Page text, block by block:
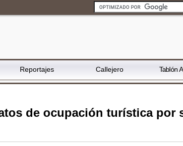
Reportajes Callejero Tablón
de ocupación turística por